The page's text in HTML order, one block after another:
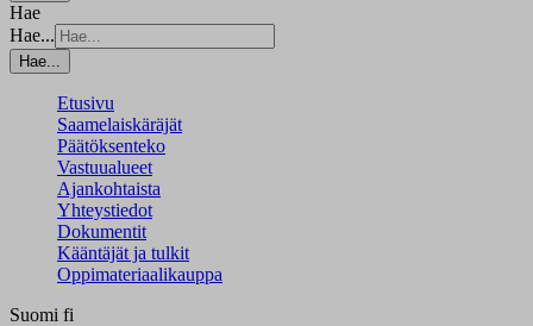
Hae
Hae...
Hae...
Etusivu
Saamelaiskäräjät
Päätöksenteko
Vastuualueet
Ajankohtaista
Yhteystiedot
Dokumentit
Kääntäjät ja tulkit
Oppimateriaalikauppa
Suomi fi